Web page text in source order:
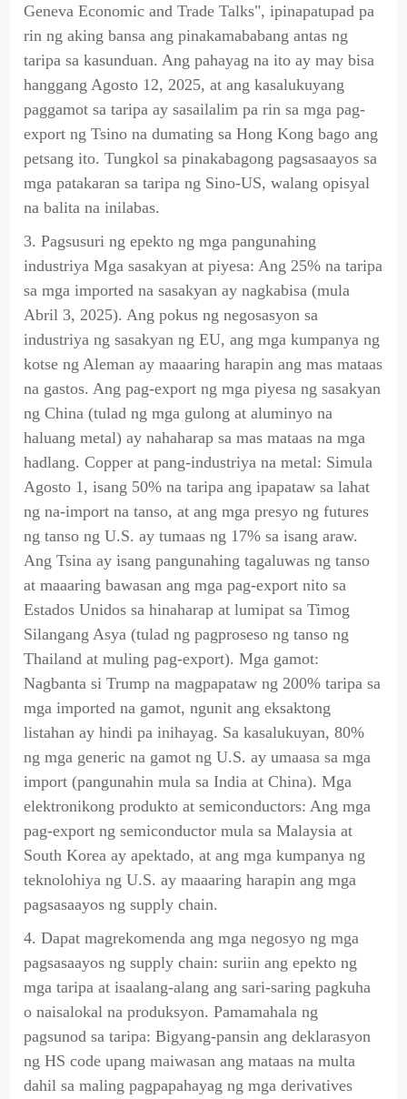
Geneva Economic and Trade Talks", ipinapatupad pa
rin ng aking bansa ang pinakamababang antas ng
taripa sa kasunduan. Ang pahayag na ito ay may bisa
hanggang Agosto 12, 2025, at ang kasalukuyang
paggamot sa taripa ay sasailalim pa rin sa mga pag-
export ng Tsino na dumating sa Hong Kong bago ang
petsang ito. Tungkol sa pinakabagong pagsasaayos sa
mga patakaran sa taripa ng Sino-US, walang opisyal
na balita na inilabas.
3. Pagsusuri ng epekto ng mga pangunahing
industriya Mga sasakyan at piyesa: Ang 25% na taripa
sa mga imported na sasakyan ay nagkabisa (mula
Abril 3, 2025). Ang pokus ng negosasyon sa
industriya ng sasakyan ng EU, ang mga kumpanya ng
kotse ng Aleman ay maaaring harapin ang mas mataas
na gastos. Ang pag-export ng mga piyesa ng sasakyan
ng China (tulad ng mga gulong at aluminyo na
haluang metal) ay nahaharap sa mas mataas na mga
hadlang. Copper at pang-industriya na metal: Simula
Agosto 1, isang 50% na taripa ang ipapataw sa lahat
ng na-import na tanso, at ang mga presyo ng futures
ng tanso ng U.S. ay tumaas ng 17% sa isang araw.
Ang Tsina ay isang pangunahing tagaluwas ng tanso
at maaaring bawasan ang mga pag-export nito sa
Estados Unidos sa hinaharap at lumipat sa Timog
Silangang Asya (tulad ng pagproseso ng tanso ng
Thailand at muling pag-export). Mga gamot:
Nagbanta si Trump na magpapataw ng 200% taripa sa
mga imported na gamot, ngunit ang eksaktong
listahan ay hindi pa inihayag. Sa kasalukuyan, 80%
ng mga generic na gamot ng U.S. ay umaasa sa mga
import (pangunahin mula sa India at China). Mga
elektronikong produkto at semiconductors: Ang mga
pag-export ng semiconductor mula sa Malaysia at
South Korea ay apektado, at ang mga kumpanya ng
teknolohiya ng U.S. ay maaaring harapin ang mga
pagsasaayos ng supply chain.
4. Dapat magrekomenda ang mga negosyo ng mga
pagsasaayos ng supply chain: suriin ang epekto ng
mga taripa at isaalang-alang ang sari-saring pagkuha
o naisalokal na produksyon. Pamamahala ng
pagsunod sa taripa: Bigyang-pansin ang deklarasyon
ng HS code upang maiwasan ang mataas na multa
dahil sa maling pagpapahayag ng mga derivatives